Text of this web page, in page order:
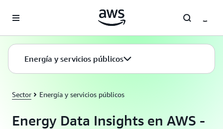
Energía y servicios públicos
Sector Energía y servicios públicos
Energy Data Insights en AWS -